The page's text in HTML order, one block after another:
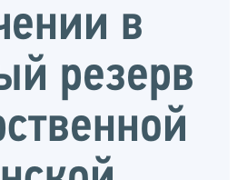
в
резерв